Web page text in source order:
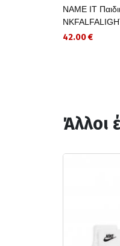
NAME IT
42.00 €
Άλλοι